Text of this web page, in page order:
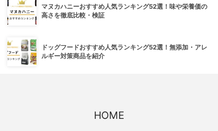
マヌカハニーおすすめ人気ランキング52選！味や栄養価の
高さを徹底比較・検証
ドッグフードおすすめ人気ランキング52選！無添加・アレ
ルギー対策商品を紹介
HOME